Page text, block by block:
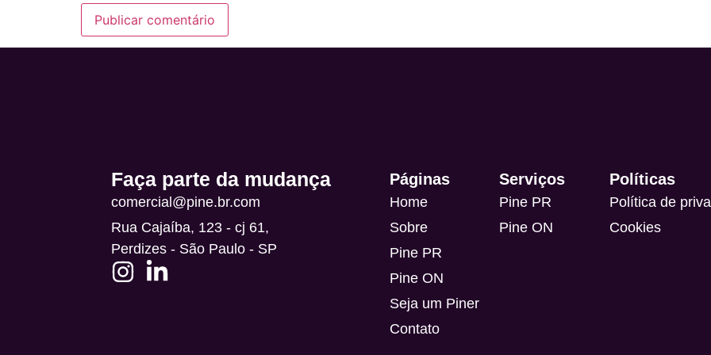
Faça parte da mudança
comercial@pine.br.com
Rua Cajaíba, 123 - cj 61,
Perdizes - São Paulo - SP
Páginas
Home
Sobre
Pine PR
Pine ON
Seja um Piner
Contato
Serviços
Pine PR
Pine ON
Políticas
Política de
Cookies